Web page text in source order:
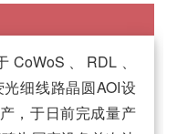
、RDL、
细线路晶圆AOI设
，于日前完成量产